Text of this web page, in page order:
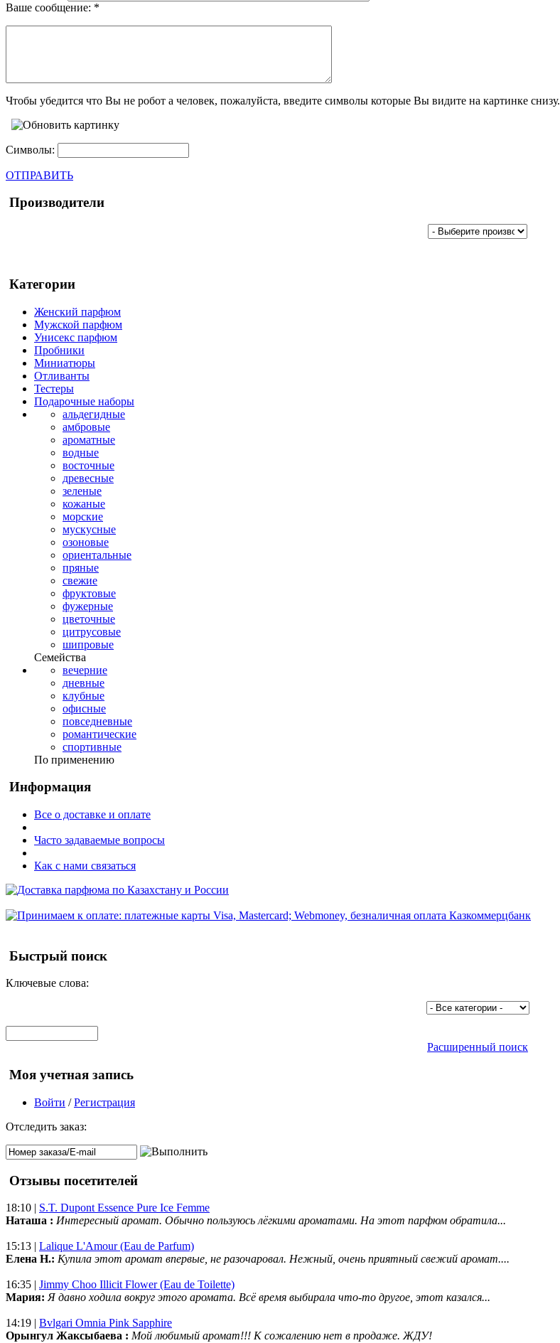
Ваше сообщение: *
Чтобы убедится что Вы не робот а человек, пожалуйста, введите символы которые Вы видите на картинке снизу.
Символы:
ОТПРАВИТЬ
Производители
Категории
Женский парфюм
Мужской парфюм
Унисекс парфюм
Пробники
Миниатюры
Отливанты
Тестеры
Подарочные наборы
альдегидные
амбровые
ароматные
водные
восточные
древесные
зеленые
кожаные
морские
мускусные
озоновые
ориентальные
пряные
свежие
фруктовые
фужерные
цветочные
цитрусовые
шипровые
Семейства
вечерние
дневные
клубные
офисные
повседневные
романтические
спортивные
По применению
Информация
Все о доставке и оплате
Часто задаваемые вопросы
Как с нами связаться
Быстрый поиск
Ключевые слова:
Расширенный поиск
Моя учетная запись
Войти /Регистрация
Отследить заказ:
Отзывы посетителей
18:10 | S.T. Dupont Essence Pure Ice Femme
Наташа : Интересный аромат. Обычно пользуюсь лёгкими ароматами. На этот парфюм обратила...
15:13 | Lalique L'Amour (Eau de Parfum)
Елена Н.: Купила этот аромат впервые, не разочаровал. Нежный, очень приятный свежий аромат....
16:35 | Jimmy Choo Illicit Flower (Eau de Toilette)
Мария: Я давно ходила вокруг этого аромата. Всё время выбирала что-то другое, этот казался...
14:19 | Bvlgari Omnia Pink Sapphire
Орынгул Жаксыбаева : Мой любимый аромат!!! К сожалению нет в продаже. ЖДУ!